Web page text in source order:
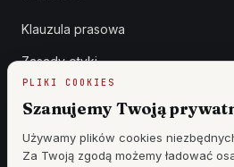
PLIKI COOKIES
Szanujemy Twoją
Używamy plików cookies
Za Twoją zgodą możemy ładować
Klauzula prasowa
Zasady etyki
Cennik